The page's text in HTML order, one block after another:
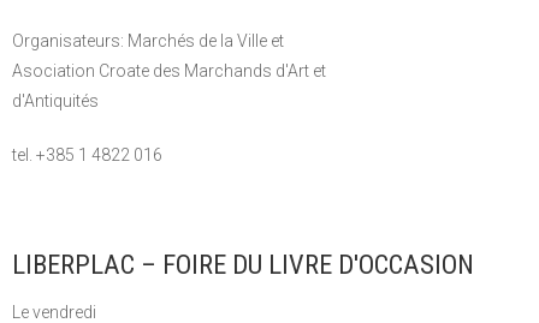
Organisateurs: Marchés de la Ville et
Asociation Croate des Marchands d'Art et
d'Antiquités
tel. +385 1 4822 016
LIBERPLAC – FOIRE DU LIVRE D'OCCASION
Le vendredi